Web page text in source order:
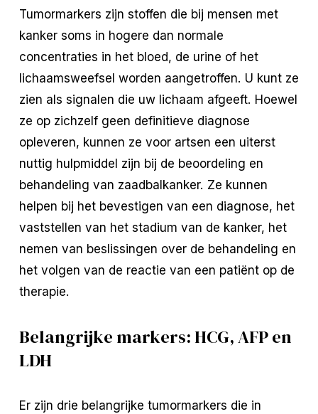
Tumormarkers zijn stoffen die bij mensen met
kanker soms in hogere dan normale
concentraties in het bloed, de urine of het
lichaamsweefsel worden aangetroffen. U kunt ze
zien als signalen die uw lichaam afgeeft. Hoewel
ze op zichzelf geen definitieve diagnose
opleveren, kunnen ze voor artsen een uiterst
nuttig hulpmiddel zijn bij de beoordeling en
behandeling van zaadbalkanker. Ze kunnen
helpen bij het bevestigen van een diagnose, het
vaststellen van het stadium van de kanker, het
nemen van beslissingen over de behandeling en
het volgen van de reactie van een patiënt op de
therapie.
Belangrijke markers: HCG, AFP en
LDH
Er zijn drie belangrijke tumormarkers die in